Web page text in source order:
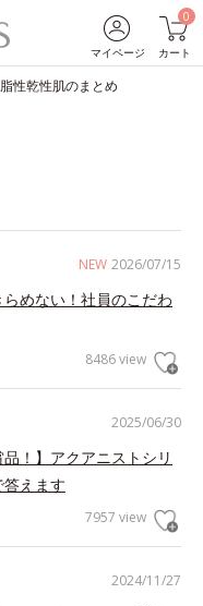
マイページ
0
カート
脂性乾性肌のまとめ
NEW 2026/07/15
めない！社員のこだわ
8486 view
2025/06/30
品！】アクアニストシリ
えます
7957 view
2024/11/27